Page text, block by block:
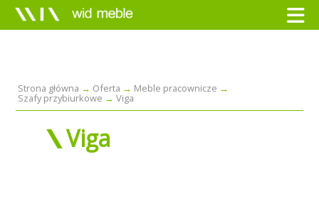
Strona główna Oferta Meble pracownicze
Szafy przybiurkowe Viga
Viga